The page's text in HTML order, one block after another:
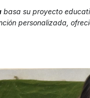
basa su proyecto
personalizada,